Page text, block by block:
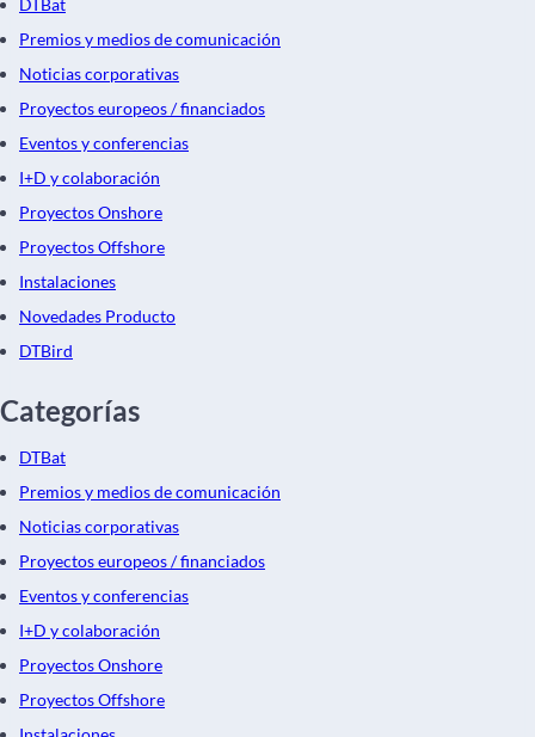
DTBat
Premios y medios de comunicación
Noticias corporativas
Proyectos europeos / financiados
Eventos y conferencias
I+D y colaboración
Proyectos Onshore
Proyectos Offshore
Instalaciones
Novedades Producto
DTBird
Categorías
DTBat
Premios y medios de comunicación
Noticias corporativas
Proyectos europeos / financiados
Eventos y conferencias
I+D y colaboración
Proyectos Onshore
Proyectos Offshore